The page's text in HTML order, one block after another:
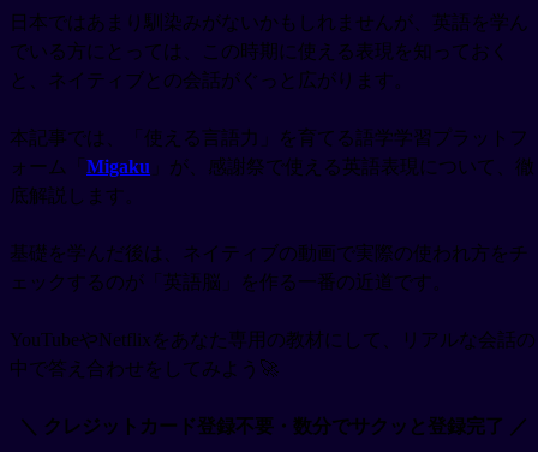
日本ではあまり馴染みがないかもしれませんが、英語を学ん
でいる方にとっては、この時期に使える表現を知っておく
と、ネイティブとの会話がぐっと広がります。
本記事では、「使える言語力」を育てる語学学習プラットフ
ォーム「 Migaku 」が、感謝祭で使える英語表現について、徹
底解説します。
基礎を学んだ後は、ネイティブの動画で実際の使われ方をチ
ェックするのが「英語脳」を作る一番の近道です。
YouTubeやNetflixをあなた専用の教材にして、リアルな会話の
中で答え合わせをしてみよう🚀
＼ クレジットカード登録不要・数分でサクッと登録完了 ／